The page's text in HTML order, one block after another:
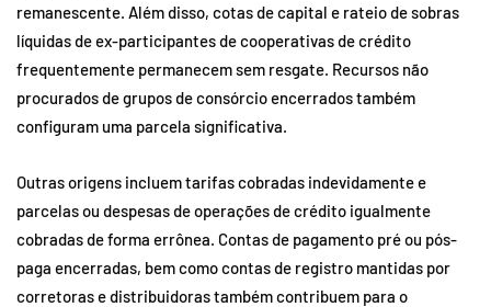
remanescente. Além disso, cotas de capital e rateio de sobras
líquidas de ex-participantes de cooperativas de crédito
frequentemente permanecem sem resgate. Recursos não
procurados de grupos de consórcio encerrados também
configuram uma parcela significativa.
Outras origens incluem tarifas cobradas indevidamente e
parcelas ou despesas de operações de crédito igualmente
cobradas de forma errônea. Contas de pagamento pré ou pós-
paga encerradas, bem como contas de registro mantidas por
corretoras e distribuidoras também contribuem para o